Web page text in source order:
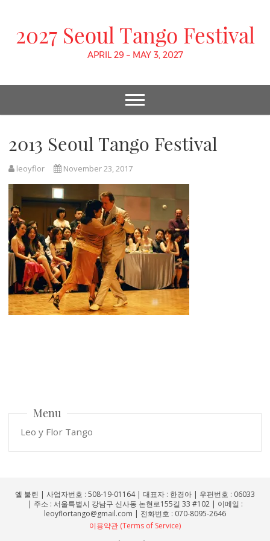
2027 Seoul Tango Festival
APRIL 29 – MAY 3, 2027
2013 Seoul Tango Festival
leoyflor November 23, 2017
Menu
Leo y Flor Tango
엘 불린 | 사업자번호 : 508-19-01164 | 대표자 : 한경아 | 우편번호 : 06033
| 주소 : 서울특별시 강남구 신사동 논현로155길 33 #102 | 이메일 :
leoyflortango@gmail.com | 전화번호 : 070-8095-2646
이용약관 (Terms of Service)